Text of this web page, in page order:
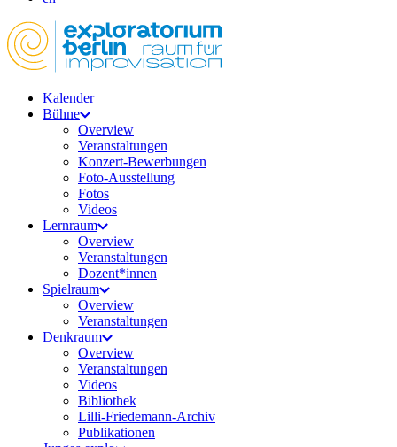
Kalender
Bühne
Overview
Veranstaltungen
Konzert-Bewerbungen
Foto-Ausstellung
Fotos
Videos
Lernraum
Overview
Veranstaltungen
Dozent*innen
Spielraum
Overview
Veranstaltungen
Denkraum
Overview
Veranstaltungen
Videos
Bibliothek
Lilli-Friedemann-Archiv
Publikationen